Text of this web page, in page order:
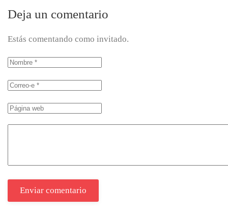
Deja un comentario
Estás comentando como invitado.
Enviar comentario